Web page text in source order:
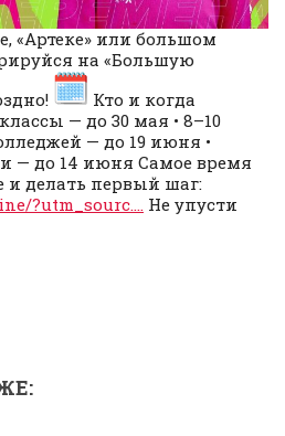
«Артеке» или большом
на «Большую
Кто и когда
— до 30 мая • 8–10
— до 19 июня •
— до 14 июня Самое время
и делать первый шаг:
?utm_sourc…. Не упусти